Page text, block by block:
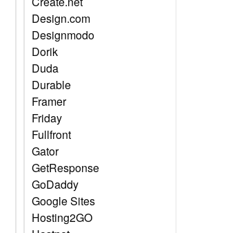
Design.com
Designmodo
Dorik
Duda
Durable
Framer
Friday
Fullfront
Gator
GetResponse
GoDaddy
Google Sites
Hosting2GO